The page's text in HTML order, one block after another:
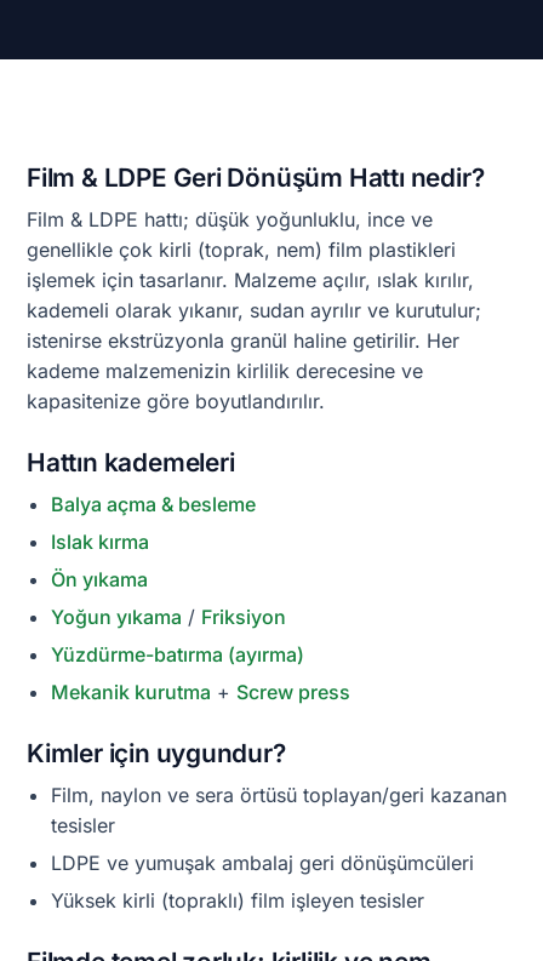
Film & LDPE Geri Dönüşüm Hattı nedir?
Film & LDPE hattı; düşük yoğunluklu, ince ve
genellikle çok kirli (toprak, nem) film plastikleri
işlemek için tasarlanır. Malzeme açılır, ıslak kırılır,
kademeli olarak yıkanır, sudan ayrılır ve kurutulur;
istenirse ekstrüzyonla granül haline getirilir. Her
kademe malzemenizin kirlilik derecesine ve
kapasitenize göre boyutlandırılır.
Hattın kademeleri
Balya açma & besleme
Islak kırma
Ön yıkama
Yoğun yıkama / Friksiyon
Yüzdürme-batırma (ayırma)
Mekanik kurutma + Screw press
Kimler için uygundur?
Film, naylon ve sera örtüsü toplayan/geri kazanan
tesisler
LDPE ve yumuşak ambalaj geri dönüşümcüleri
Yüksek kirli (topraklı) film işleyen tesisler